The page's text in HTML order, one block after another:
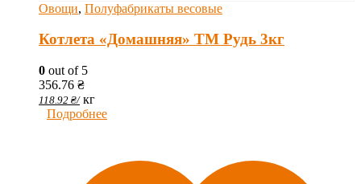
Овощи, Полуфабрикаты весовые
Котлета «Домашняя» ТМ Рудь 3кг
0 out of 5
356.76 ₴
118.92 ₴/ кг
Подробнее